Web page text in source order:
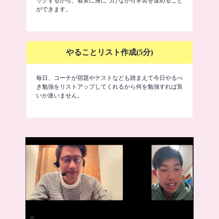
ができます。
やることリスト作成(5分)
毎日、コーチが宿題やテストなども踏まえて今日やるべ
き勉強をリストアップしてくれるから何を勉強すれば良
いか迷いません。